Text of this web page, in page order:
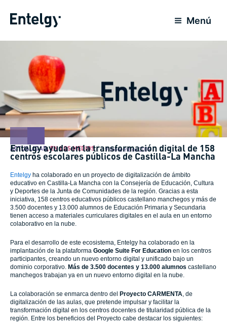
para
conteúdo
Menú
ACTUALIDAD,EN LOS MEDIOS 19 Novembro 2019
Entelgy ayuda en la transformación digital de 158
centros escolares públicos de Castilla-La Mancha
Entelgy ha colaborado en un proyecto de digitalización de ámbito
educativo en Castilla-La Mancha con la Consejería de Educación, Cultura
y Deportes de la Junta de Comunidades de la región. Gracias a esta
iniciativa, 158 centros educativos públicos castellano manchegos y más de
3.500 docentes y 13.000 alumnos de Educación Primaria y Secundaria
tienen acceso a materiales curriculares digitales en el aula en un entorno
colaborativo en la nube.
Para el desarrollo de este ecosistema, Entelgy ha colaborado en la
implantación de la plataforma Google Suite For Education en los centros
participantes, creando un nuevo entorno digital y unificado bajo un
dominio corporativo. Más de 3.500 docentes y 13.000 alumnos castellano
manchegos trabajan ya en un nuevo entorno digital en la nube.
La colaboración se enmarca dentro del Proyecto CARMENTA, de
digitalización de las aulas, que pretende impulsar y facilitar la
transformación digital en los centros docentes de titularidad pública de la
región. Entre los beneficios del Proyecto cabe destacar los siguientes: